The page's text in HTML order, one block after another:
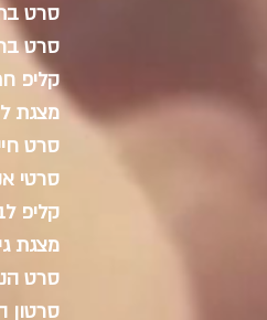
סרט
סרט
קליפ
מצגת
סרט
סרטי
קליפ
מצגת
סרט
סרטון